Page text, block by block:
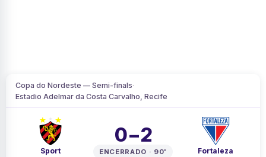
Copa do Nordeste — Semi-finals·
Estadio Adelmar da Costa Carvalho, Recife
Sport
0 – 2
ENCERRADO · 90'
Fortaleza